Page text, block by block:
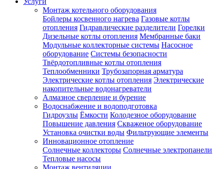
Монтаж котельного оборудования
Бойлеры косвенного нагрева Газовые котлы
отопления Гидравлические разделители Горелки
Дизельные котлы отопления Мембранные баки
Модульные коллекторные системы Насосное
оборудование Системы безопасности
Твёрдотопливные котлы отопления
Теплообменники Трубозапорная арматура
Электрические котлы отопления Электрические
накопительные водонагреватели
Алмазное сверление и бурение
Водоснабжение и водоподготовка
Гидроузлы Ёмкости Колодезное оборудование
Повышение давления Скваженое оборудование
Установка очистки воды Фильтрующие элементы
Инновационное отопление
Солнечные коллекторы Солнечные электропанели
Тепловые насосы
Монтаж вентиляции